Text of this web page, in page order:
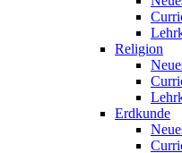
Religion
Erdkunde